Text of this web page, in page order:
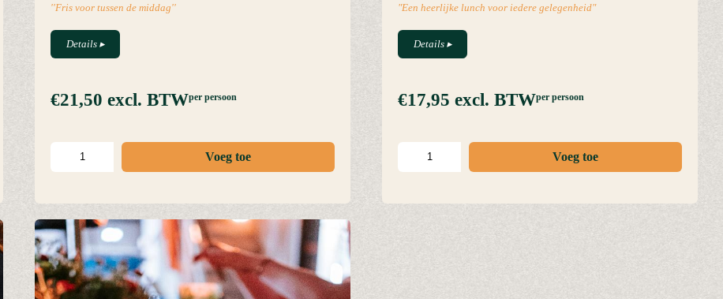
''Fris voor tussen de middag''
Details ▸
€21,50 excl. BTWper persoon
Voeg toe
"Een heerlijke lunch voor iedere gelegenheid"
Details ▸
€17,95 excl. BTWper persoon
Voeg toe